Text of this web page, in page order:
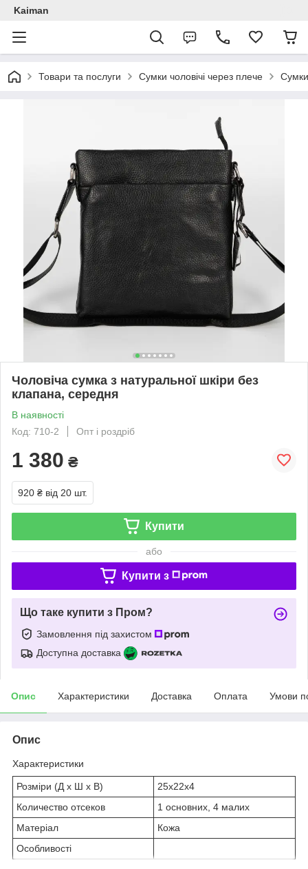
Kaiman
Товари та послуги Сумки чоловічі через плече Сумки
Чоловіча сумка з натуральної шкіри без
клапана, середня
В наявності
Код: 710-2
Опт і роздріб
1 380 ₴
920 ₴ від 20 шт.
Купити
або
Купити з
Що таке купити з Пром?
Замовлення під захистом
Доступна доставка
Опис Характеристики Доставка Оплата Умови
Опис
Характеристики
Розміри (Д х Ш х В)
25х22х4
Количество отсеков
1 основних, 4 малих
Матеріал
Кожа
Особливості